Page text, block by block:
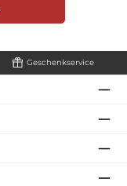
Geschenkservice